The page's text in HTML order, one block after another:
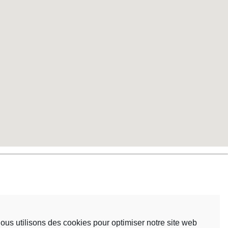
utilisons des cookies pour optimiser notre site web